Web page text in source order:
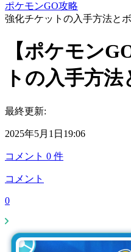
ポケモンGO攻略
強化チケットの入手方法と
【ポケモン
トの入手方
最終更新:
2025年5月1日19:06
コメント 0 件
コメント
0